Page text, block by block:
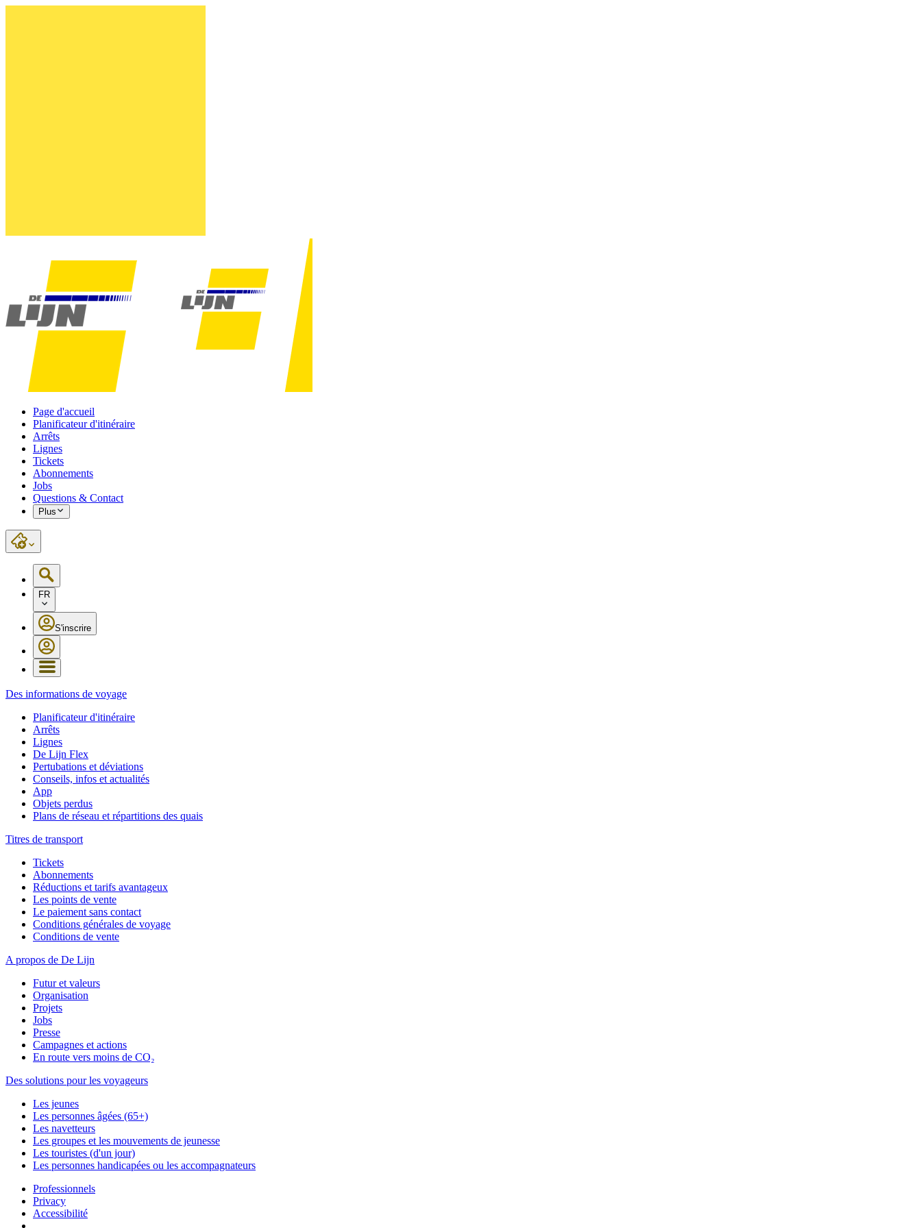
Page d'accueil
Planificateur d'itinéraire
Arrêts
Lignes
Tickets
Abonnements
Jobs
Questions & Contact
Plus
FR
S'inscrire
Des informations de voyage
Planificateur d'itinéraire
Arrêts
Lignes
De Lijn Flex
Pertubations et déviations
Conseils, infos et actualités
App
Objets perdus
Plans de réseau et répartitions des quais
Titres de transport
Tickets
Abonnements
Réductions et tarifs avantageux
Les points de vente
Le paiement sans contact
Conditions générales de voyage
Conditions de vente
A propos de De Lijn
Futur et valeurs
Organisation
Projets
Jobs
Presse
Campagnes et actions
En route vers moins de CO₂
Des solutions pour les voyageurs
Les jeunes
Les personnes âgées (65+)
Les navetteurs
Les groupes et les mouvements de jeunesse
Les touristes (d'un jour)
Les personnes handicapées ou les accompagnateurs
Professionnels
Privacy
Accessibilité